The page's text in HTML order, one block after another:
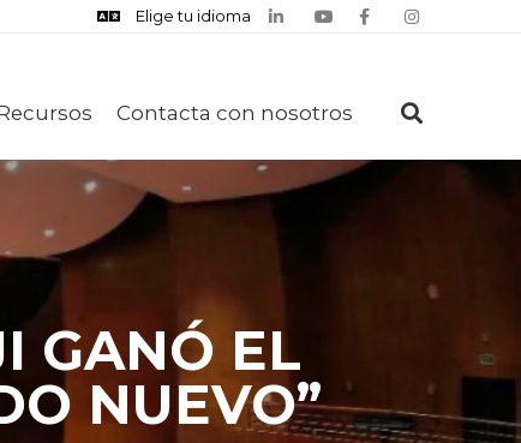
Elige tu idioma
Contacta con nosotros
GANÓ EL
NUEVO”